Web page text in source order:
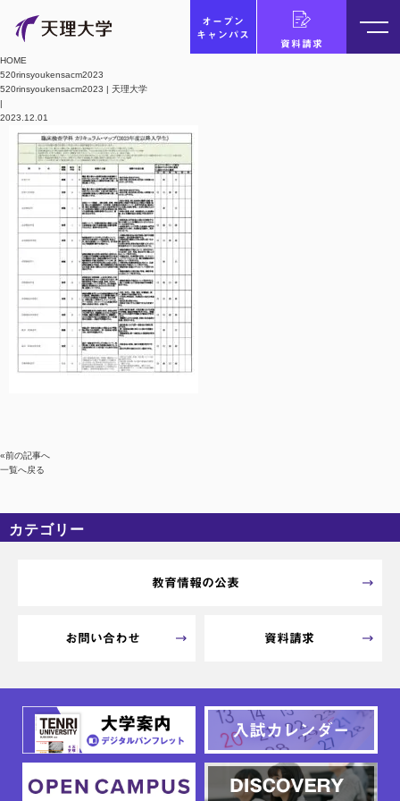
オープン
キャンパス
資料請求
HOME
520rinsyoukensacm2023
520rinsyoukensacm2023 | 天理大学
|
2023.12.01
«前の記事へ
一覧へ戻る
カテゴリー
教育情報の公表
お問い合わせ 資料請求